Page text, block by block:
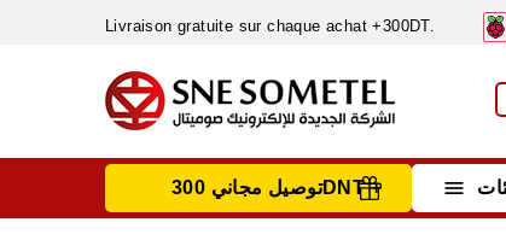
Livraison gratuite sur chaque achat +300DT.
 توصيل مجاني 300DNT +